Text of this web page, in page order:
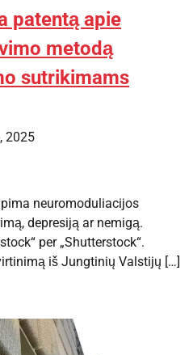
patentą apie
metodą
sutrikimams
2025
neuromoduliacijos
depresiją ar nemigą.
per „Shutterstock“.
iš Jungtinių Valstijų […]